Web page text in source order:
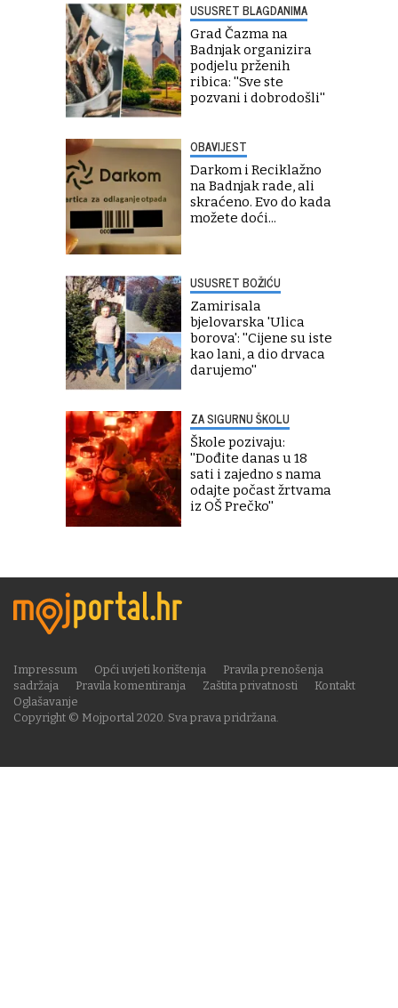
USUSRET BLAGDANIMA
Grad Čazma na
Badnjak organizira
podjelu prženih
ribica: ''Sve ste
pozvani i dobrodošli''
OBAVIJEST
Darkom i Reciklažno
na Badnjak rade, ali
skraćeno. Evo do kada
možete doći...
USUSRET BOŽIĆU
Zamirisala
bjelovarska 'Ulica
borova': ''Cijene su iste
kao lani, a dio drvaca
darujemo''
ZA SIGURNU ŠKOLU
Škole pozivaju:
''Dođite danas u 18
sati i zajedno s nama
odajte počast žrtvama
iz OŠ Prečko''
Copyright © Mojportal 2020. Sva prava pridržana.
Impressum Opći uvjeti korištenja
Pravila prenošenja
sadržaja
Pravila komentiranja Zaštita privatnosti
Kontakt
Oglašavanje